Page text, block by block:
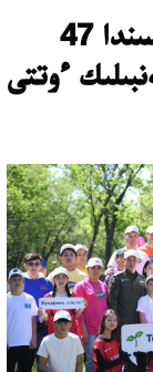
«تازا قازاقستان»: الماتى وبلىسىندا 47
ءوتتى